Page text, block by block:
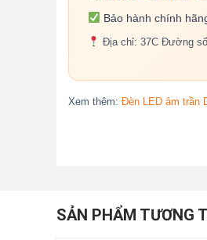
Bảo hành chính
Địa chỉ: 37C Đường
Xem thêm: Đèn LED âm trần
SẢN PHẨM TƯƠNG